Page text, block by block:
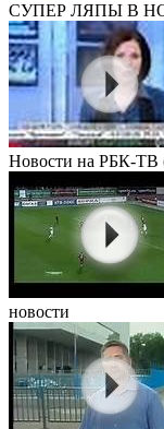
СУПЕР ЛЯПЫ В
Новости на РБК-ТВ
новости